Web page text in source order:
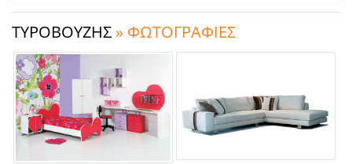
ΤΥΡΟΒΟΥΖΗΣ » ΦΩΤΟΓΡΑΦΙΕΣ